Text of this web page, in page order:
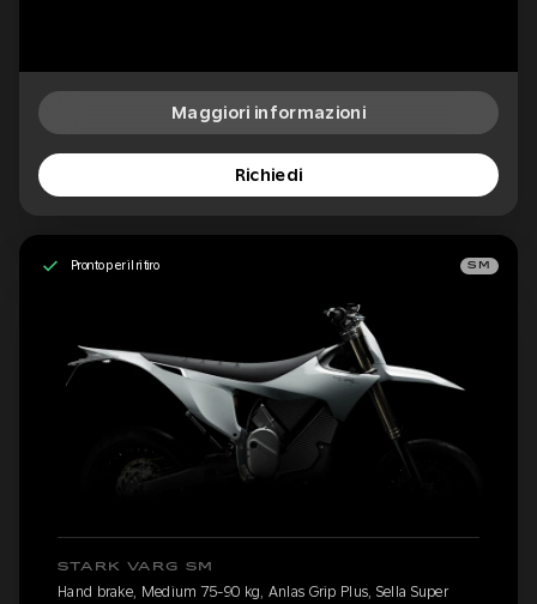
Maggiori informazioni
Richiedi
Pronto per il ritiro SM
STARK VARG SM
Hand brake, Medium 75-90 kg, Anlas Grip Plus, Sella Super